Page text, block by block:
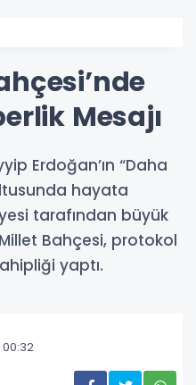
Mesajı
Erdoğan’ın “Daha
hayata
tarafından büyük
Bahçesi, protokol
yaptı.